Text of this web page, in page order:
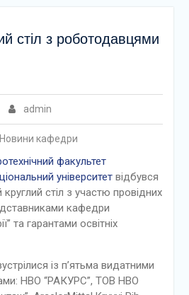
стіл з роботодавцями
admin
Новини кафедри
факультет
університетвідбувся
стіл з участю провідних
кафедри
та гарантами освітніх
із п’ятьма видатними
НВО “РАКУРС”, ТОВ НВО